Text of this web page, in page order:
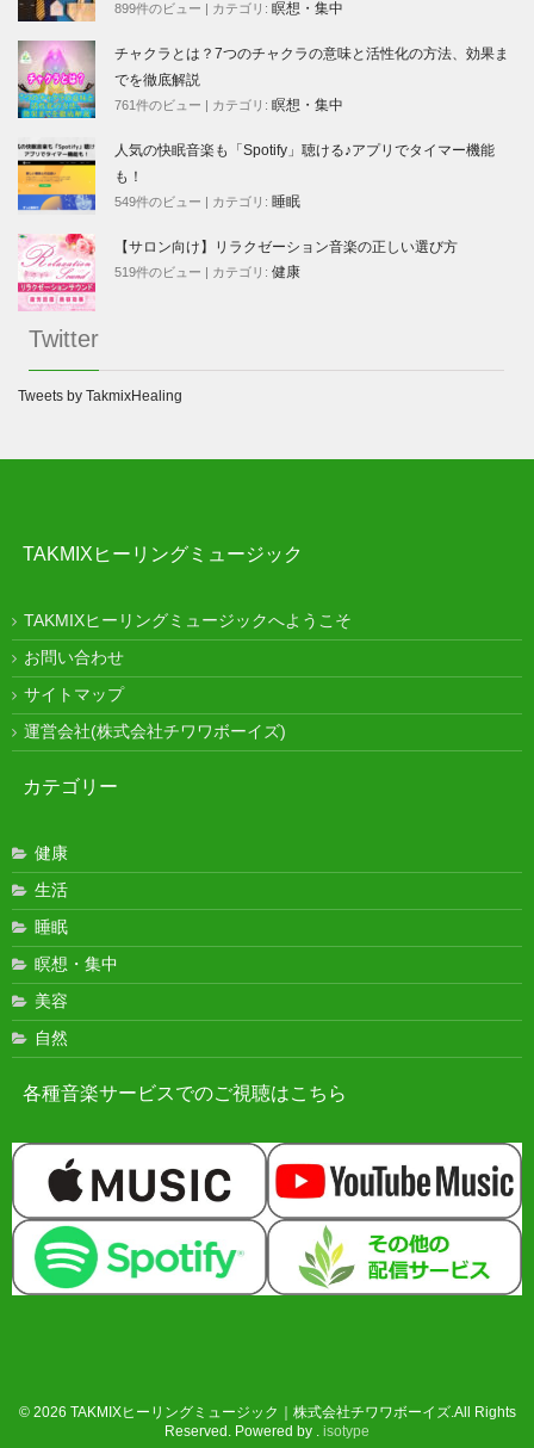
899件のビュー カテゴリ: 瞑想・集中
チャクラとは？7つのチャクラの意味と活性化の方法、効果ま
でを徹底解説
761件のビュー カテゴリ: 瞑想・集中
人気の快眠音楽も「Spotify」聴ける♪アプリでタイマー機能
も！
549件のビュー カテゴリ: 睡眠
【サロン向け】リラクゼーション音楽の正しい選び方
519件のビュー カテゴリ: 健康
Twitter
Tweets by TakmixHealing
TAKMIXヒーリングミュージック
TAKMIXヒーリングミュージックへようこそ
お問い合わせ
サイトマップ
運営会社(株式会社チワワボーイズ)
カテゴリー
健康
生活
睡眠
瞑想・集中
美容
自然
各種音楽サービスでのご視聴はこちら
© 2026 TAKMIXヒーリングミュージック｜株式会社チワワボーイズ.All Rights
Reserved. Powered by . isotype